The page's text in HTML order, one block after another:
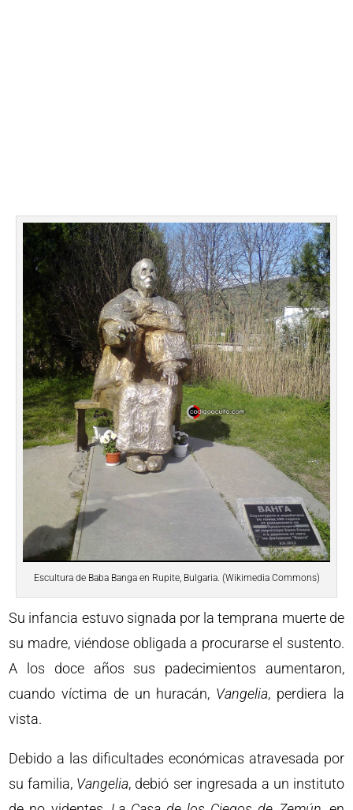
Escultura de Baba Banga en Rupite, Bulgaria. (Wikimedia Commons)
Su infancia estuvo signada por la temprana muerte de
su madre, viéndose obligada a procurarse el sustento.
A los doce años sus padecimientos aumentaron,
cuando víctima de un huracán, Vangelia, perdiera la
vista.
Debido a las dificultades económicas atravesada por
su familia, Vangelia, debió ser ingresada a un instituto